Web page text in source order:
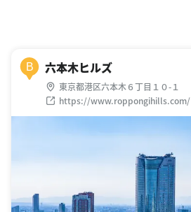
B 六本木ヒルズ
東京都港区六本木６丁目１０-１
https://www.roppongihills.com/